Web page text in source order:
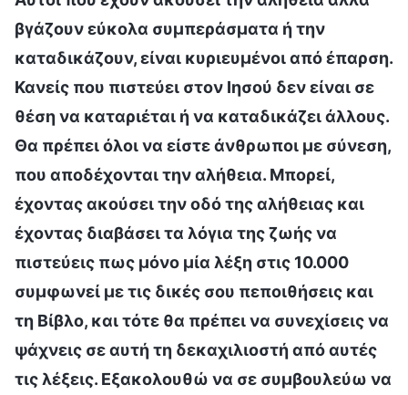
βγάζουν εύκολα συμπεράσματα ή την
καταδικάζουν, είναι κυριευμένοι από έπαρση.
Κανείς που πιστεύει στον Ιησού δεν είναι σε
θέση να καταριέται ή να καταδικάζει άλλους.
Θα πρέπει όλοι να είστε άνθρωποι με σύνεση,
που αποδέχονται την αλήθεια. Μπορεί,
έχοντας ακούσει την οδό της αλήθειας και
έχοντας διαβάσει τα λόγια της ζωής να
πιστεύεις πως μόνο μία λέξη στις 10.000
συμφωνεί με τις δικές σου πεποιθήσεις και
τη Βίβλο, και τότε θα πρέπει να συνεχίσεις να
ψάχνεις σε αυτή τη δεκαχιλιοστή από αυτές
τις λέξεις. Εξακολουθώ να σε συμβουλεύω να